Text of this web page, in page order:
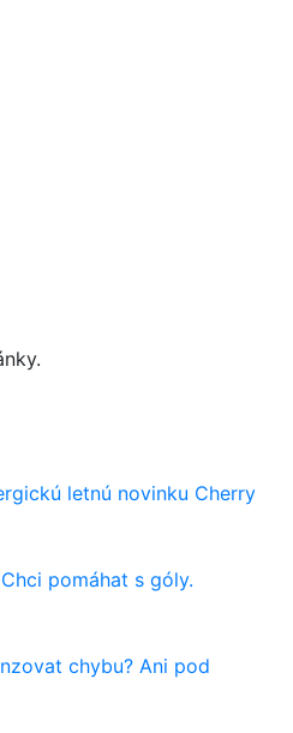
letnú novinku Cherry
pomáhat s góly.
chybu? Ani pod